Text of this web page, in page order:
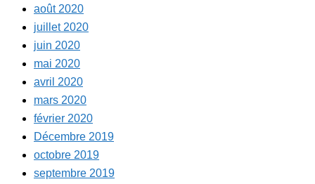
août 2020
juillet 2020
juin 2020
mai 2020
avril 2020
mars 2020
février 2020
Décembre 2019
octobre 2019
septembre 2019